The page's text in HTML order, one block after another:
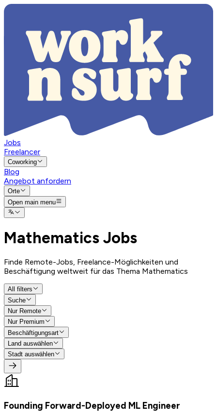
Jobs
Freelancer
Coworking
Blog
Angebot anfordern
Orte
Open main menu
Mathematics Jobs
Finde Remote-Jobs, Freelance-Möglichkeiten und
Beschäftigung weltweit für das Thema Mathematics
All filters
Suche
Nur Remote
Nur Premium
Beschäftigungsart
Land auswählen
Stadt auswählen
Founding Forward-Deployed ML Engineer